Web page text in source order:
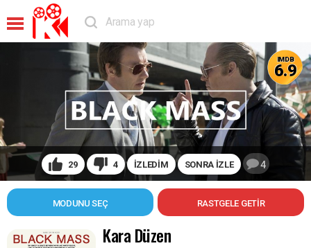
29 4 İZLEDİM SONRA İZLE 4
MODUNU SEÇ
IMDB
6.9
Kara Düzen